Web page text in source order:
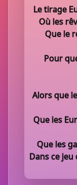
Le tirage
Où les
Que le
Pour
Alors que
Que les
Que les
Dans ce